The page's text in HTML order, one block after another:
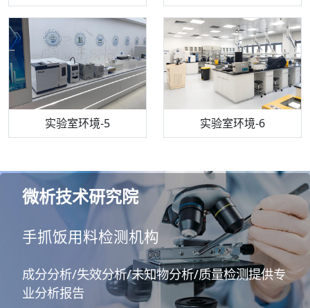
实验室环境-5 实验室环境-6
机构质检技术员-5 机构质检技术员-6
气相色谱仪 万能力学试验仪
微析技术研究院
手抓饭用料检测机构
成分分析/失效分析/未知物分析/质量检测提供专
业分析报告